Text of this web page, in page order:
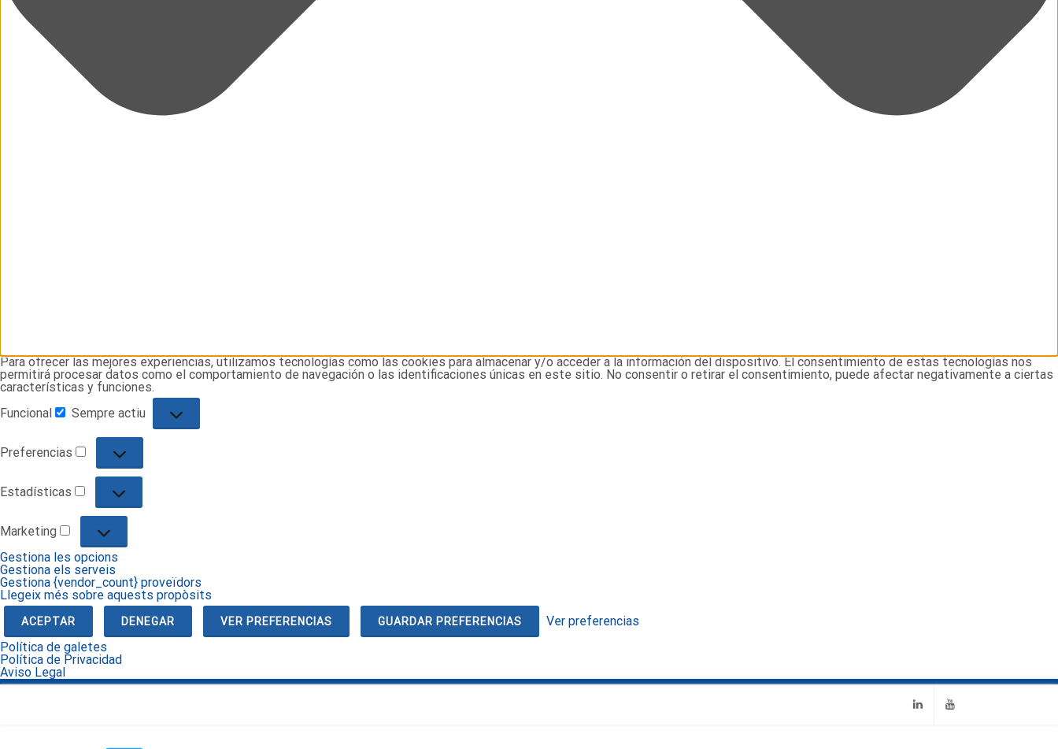
Para ofrecer las mejores experiencias, utilizamos tecnologías como las cookies para almacenar y/o acceder a la información del dispositivo. El consentimiento de estas tecnologías nos
permitirá procesar datos como el comportamiento de navegación o las identificaciones únicas en este sitio. No consentir o retirar el consentimiento, puede afectar negativamente a ciertas
características y funciones.
Funcional
Funcional
Sempre actiu
Preferencias
Preferencias
Estadísticas
Estadísticas
Marketing
Marketing
Gestiona les opcions
Gestiona els serveis
Gestiona {vendor_count} proveïdors
Llegeix més sobre aquests propòsits
ACEPTAR DENEGAR VER PREFERENCIAS GUARDAR PREFERENCIAS
Ver preferencias
Política de galetes
Política de Privacidad
Aviso Legal